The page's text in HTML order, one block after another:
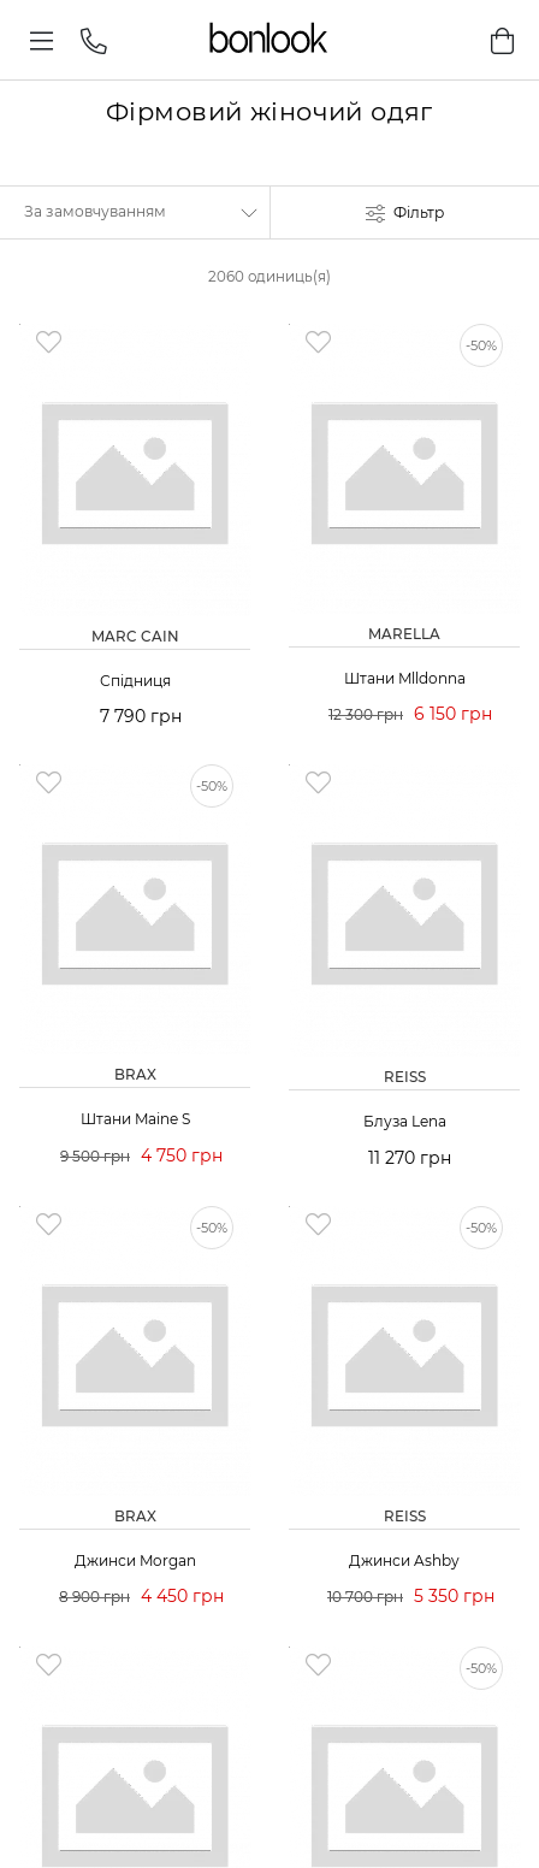
Фірмовий жіночий одяг
Фільтр
2060 одиниць(я)
MARC CAIN
Спідниця
7 790 грн
-50%
MARELLA
Штани Mlldonna
12 300 грн 6 150 грн
-50%
BRAX
Штани Maine S
9 500 грн 4 750 грн
REISS
Блуза Lena
11 270 грн
-50%
BRAX
Джинси Morgan
8 900 грн 4 450 грн
-50%
REISS
Джинси Ashby
10 700 грн 5 350 грн
-50%